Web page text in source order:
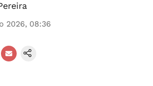
2026, 08:36